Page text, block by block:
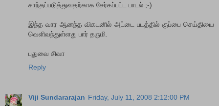
சாந்தப்படுத்துவதற்காக சேர்கப்பட்ட பாடல் ;-)
இந்த வார ஆனந்த விகடனில் அட்டை படத்தில் குப்பை செய்தியை
வெளிவந்துள்ளது பார் தருமி.
புதுவை சிவா
Reply
Viji Sundararajan Friday, July 11, 2008 2:12:00 PM